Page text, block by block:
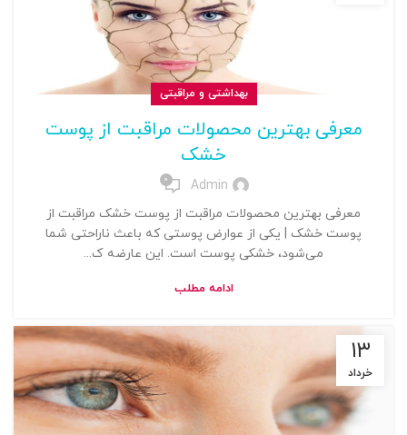
بهداشتی و مراقبتی
معرفی بهترین محصولات مراقبت از پوست
خشک
Admin
0
معرفی بهترین محصولات مراقبت از پوست خشک مراقبت از
پوست خشک | یکی از عوارض پوستی که باعث ناراحتی شما
می‌شود، خشکی پوست است. این عارضه ک...
ادامه مطلب
۱۳
خرداد